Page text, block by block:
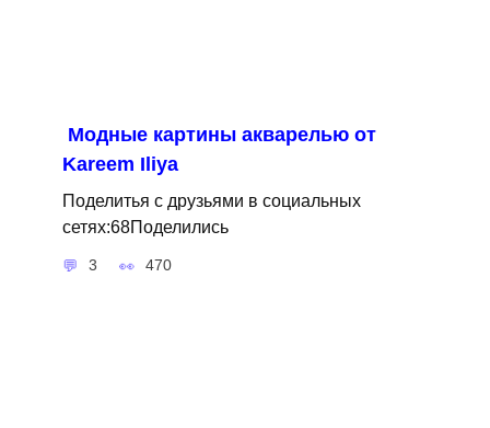
Модные картины акварелью от
Kareem Iliya
Поделитья с друзьями в социальных
сетях:68Поделились
3 470